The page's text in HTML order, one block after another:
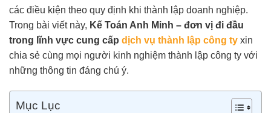
các điều kiện theo quy định khi thành lập doanh nghiệp.
Trong bài viết này, Kế Toán Anh Minh – đơn vị đi đầu
trong lĩnh vực cung cấp dịch vụ thành lập công ty xin
chia sẻ cùng mọi người kinh nghiệm thành lập công ty với
những thông tin đáng chú ý.
Mục Lục